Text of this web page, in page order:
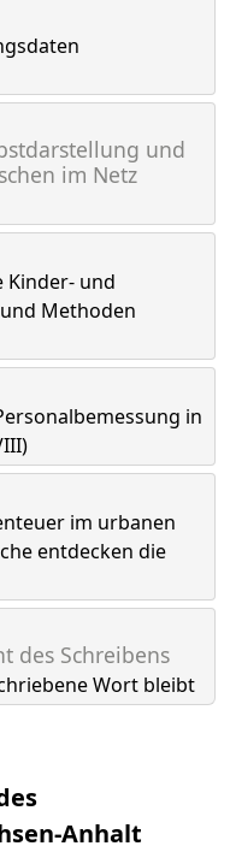
und
im Netz
Kinder- und
Methoden
in
im urbanen
entdecken die
des Schreibens
Wort bleibt
Anhalt